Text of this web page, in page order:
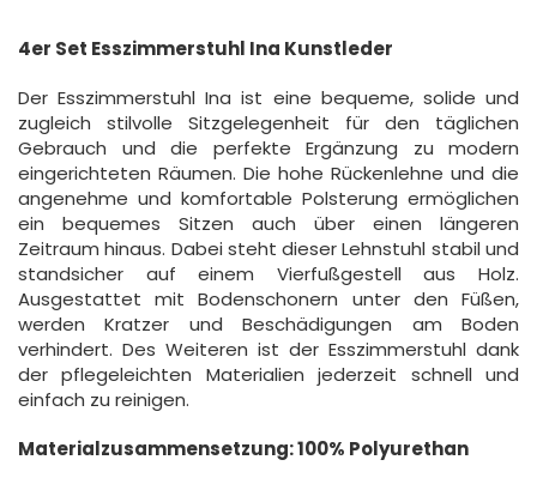
4er Set Esszimmerstuhl Ina Kunstleder
Der Esszimmerstuhl Ina ist eine bequeme, solide und
zugleich stilvolle Sitzgelegenheit für den täglichen
Gebrauch und die perfekte Ergänzung zu modern
eingerichteten Räumen. Die hohe Rückenlehne und die
angenehme und komfortable Polsterung ermöglichen
ein bequemes Sitzen auch über einen längeren
Zeitraum hinaus. Dabei steht dieser Lehnstuhl stabil und
standsicher auf einem Vierfußgestell aus Holz.
Ausgestattet mit Bodenschonern unter den Füßen,
werden Kratzer und Beschädigungen am Boden
verhindert. Des Weiteren ist der Esszimmerstuhl dank
der pflegeleichten Materialien jederzeit schnell und
einfach zu reinigen.
Materialzusammensetzung: 100% Polyurethan